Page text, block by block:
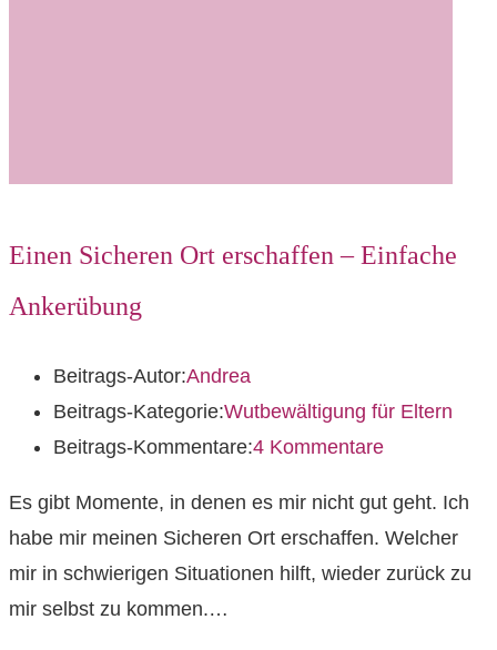
Einen Sicheren Ort erschaffen – Einfache
Ankerübung
Beitrags-Autor:Andrea
Beitrags-Kategorie:Wutbewältigung für Eltern
Beitrags-Kommentare:4 Kommentare
Es gibt Momente, in denen es mir nicht gut geht. Ich
habe mir meinen Sicheren Ort erschaffen. Welcher
mir in schwierigen Situationen hilft, wieder zurück zu
mir selbst zu kommen.…